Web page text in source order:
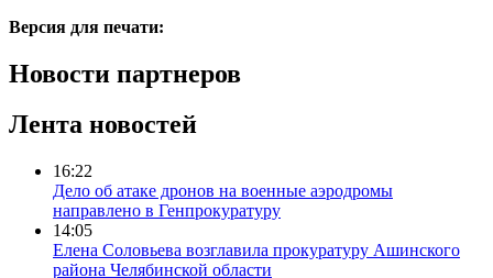
Версия для печати:
Новости партнеров
Лента новостей
16:22
Дело об атаке дронов на военные аэродромы
направлено в Генпрокуратуру
14:05
Елена Соловьева возглавила прокуратуру Ашинского
района Челябинской области